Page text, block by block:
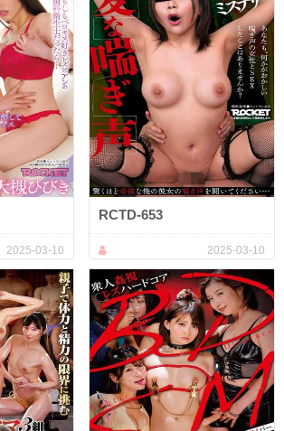
2025-03-10
RCTD-653
2025-03-10